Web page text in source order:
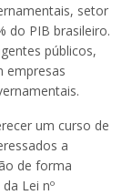
setor
do PIB brasileiro.
públicos,
empresas
um curso de
a
de forma
Lei nº